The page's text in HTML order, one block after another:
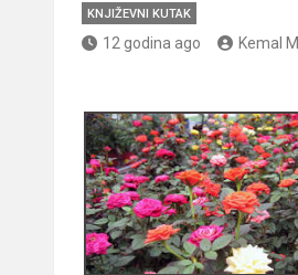
KNJIŽEVNI KUTAK
12 godina ago Kemal